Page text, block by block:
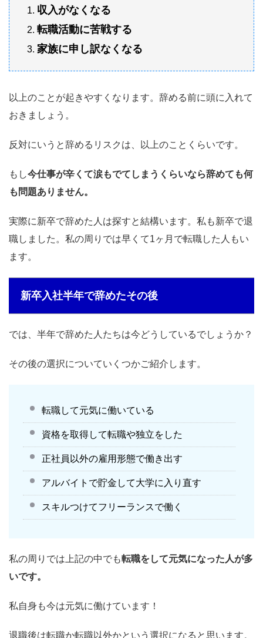
収入がなくなる
転職活動に苦戦する
家族に申し訳なくなる
以上のことが起きやすくなります。辞める前に頭に入れて
おきましょう。
反対にいうと辞めるリスクは、以上のことくらいです。
もし今仕事が辛くて涙もでてしまうくらいなら辞めても何
も問題ありません。
実際に新卒で辞めた人は探すと結構います。私も新卒で退
職しました。私の周りでは早くて1ヶ月で転職した人もい
ます。
新卒入社半年で辞めたその後
では、半年で辞めた人たちは今どうしているでしょうか？
その後の選択についていくつかご紹介します。
転職して元気に働いている
資格を取得して転職や独立をした
正社員以外の雇用形態で働き出す
アルバイトで貯金して大学に入り直す
スキルつけてフリーランスで働く
私の周りでは上記の中でも転職をして元気になった人が多
いです。
私自身も今は元気に働けています！
退職後は転職か転職以外かという選択になると思います。